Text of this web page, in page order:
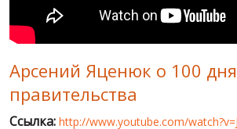
ПУБЛИЧНЫЕ ЛЮДИ
РОССИЙСКО-УКРАИНСКАЯ ВОЙНА
WINTER ON FIRE: UKRAINE'S FIGHT FOR FREEDOM
ХРОНОЛОГИЯ ЄВРОМАЙДАНА
Арсений Яценюк о 100
правительства
Ссылка: http://www.youtube.com/